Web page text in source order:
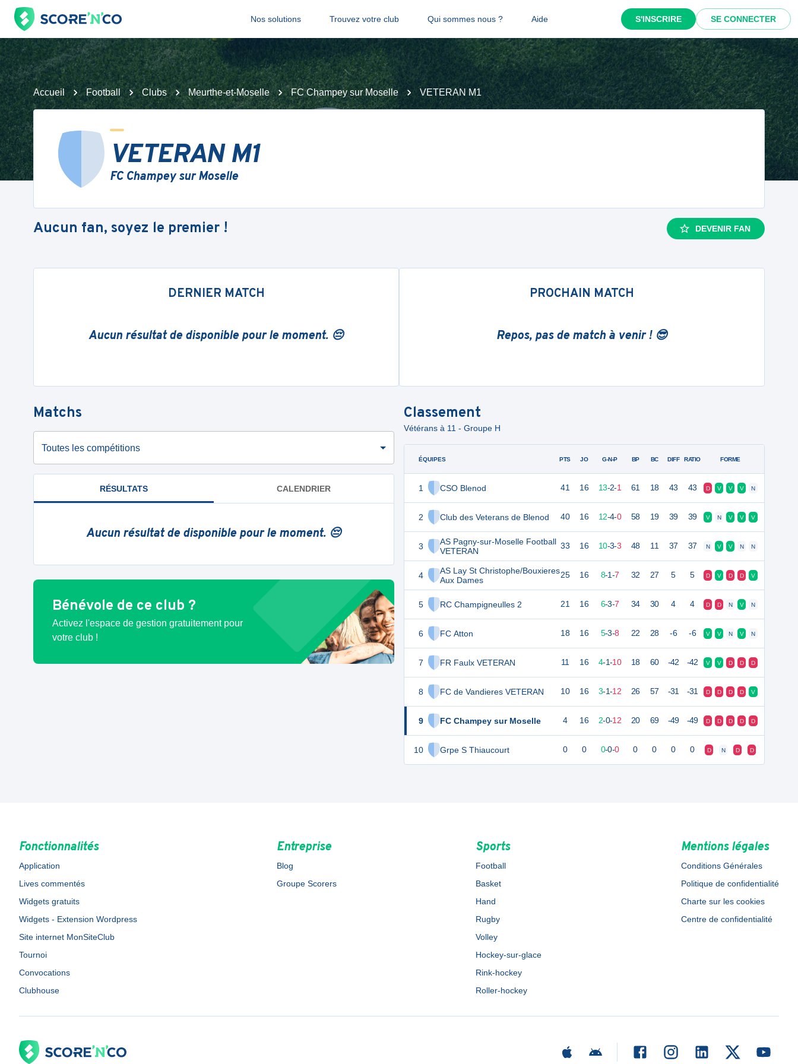
Nos solutions Trouvez votre club Qui sommes nous ? Aide S'INSCRIRE SE CONNECTER
Accueil Football Clubs Meurthe-et-Moselle FC Champey sur Moselle VETERAN M1
VETERAN M1
FC Champey sur Moselle
Aucun fan, soyez le premier ! DEVENIR FAN
DERNIER MATCH
Aucun résultat de disponible pour le moment. 😔
PROCHAIN MATCH
Repos, pas de match à venir ! 😎
Matchs
Toutes les compétitions
RÉSULTATS CALENDRIER
Aucun résultat de disponible pour le moment. 😔
Bénévole de ce club ?
Activez l'espace de gestion gratuitement pour
votre club !
Classement
Vétérans à 11 - Groupe H
ÉQUIPES
1 CSO Blenod
2 Club des Veterans de Blenod
3
AS Pagny-sur-Moselle Football
VETERAN
4
AS Lay St Christophe/Bouxieres
Aux Dames
5 RC Champigneulles 2
6 FC Atton
7 FR Faulx VETERAN
8 FC de Vandieres VETERAN
9 FC Champey sur Moselle
10 Grpe S Thiaucourt
PTS JO G-N-P BP BC DIFF RATIO FORME
41 16 13-2-1 61 18 43 43 D V V V N
40 16 12-4-0 58 19 39 39 V N V V V
33 16 10-3-3 48 11 37 37 N V V N N
25 16 8-1-7 32 27 5 5 D V D D V
21 16 6-3-7 34 30 4 4 D D N V N
18 16 5-3-8 22 28 -6 -6 V V N V N
11 16 4-1-10 18 60 -42 -42 V V D D D
10 16 3-1-12 26 57 -31 -31 D D D D V
4 16 2-0-12 20 69 -49 -49 D D D D D
0 0 0-0-0 0 0 0 0 D N D D
Fonctionnalités
Application
Lives commentés
Widgets gratuits
Widgets - Extension Wordpress
Site internet MonSiteClub
Tournoi
Convocations
Clubhouse
Entreprise
Blog
Groupe Scorers
Sports
Football
Basket
Hand
Rugby
Volley
Hockey-sur-glace
Rink-hockey
Roller-hockey
Mentions légales
Conditions Générales
Politique de confidentialité
Charte sur les cookies
Centre de confidentialité